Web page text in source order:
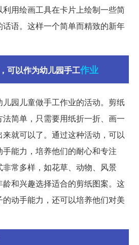
用绘画工具在卡片上绘制一些简
语。这样一个简单而精致的新年
可以作为幼儿园手工作业
园儿童做手工作业的活动。剪纸
简单，只需要用纸折一折、画一
就可以了。通过这种活动，可以
能力，培养他们的耐心和专注
常多样，如花草、动物、风景
和兴趣选择适合的剪纸图案。这
动手能力，还可以培养他们对美